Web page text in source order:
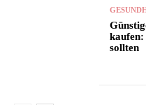
sollten